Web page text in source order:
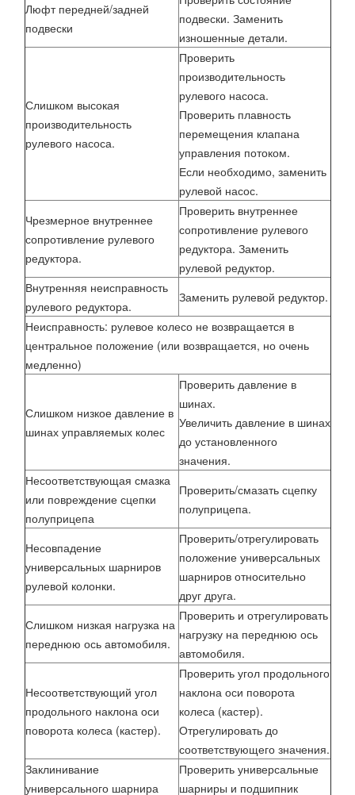
Люфт передней/задней
подвески
подвески. Заменить
изношенные детали.
Слишком высокая
производительность
рулевого насоса.
Проверить
производительность
рулевого насоса.
Проверить плавность
перемещения клапана
управления потоком.
Если необходимо, заменить
рулевой насос.
Чрезмерное внутреннее
сопротивление рулевого
редуктора.
Проверить внутреннее
сопротивление рулевого
редуктора. Заменить
рулевой редуктор.
Внутренняя неисправность
рулевого редуктора.
Заменить рулевой редуктор.
Неисправность: рулевое колесо не возвращается в
центральное положение (или возвращается, но очень
медленно)
Слишком низкое давление в
шинах управляемых колес
Проверить давление в
шинах.
Увеличить давление в шинах
до установленного
значения.
Несоответствующая смазка
или повреждение сцепки
полуприцепа
Проверить/смазать сцепку
полуприцепа.
Несовпадение
универсальных шарниров
рулевой колонки.
Проверить/отрегулировать
положение универсальных
шарниров относительно
друг друга.
Слишком низкая нагрузка на
переднюю ось автомобиля.
Проверить и отрегулировать
нагрузку на переднюю ось
автомобиля.
Несоответствующий угол
продольного наклона оси
поворота колеса (кастер).
Проверить угол продольного
наклона оси поворота
колеса (кастер).
Отрегулировать до
соответствующего значения.
Заклинивание
универсального шарнира
Проверить универсальные
шарниры и подшипник